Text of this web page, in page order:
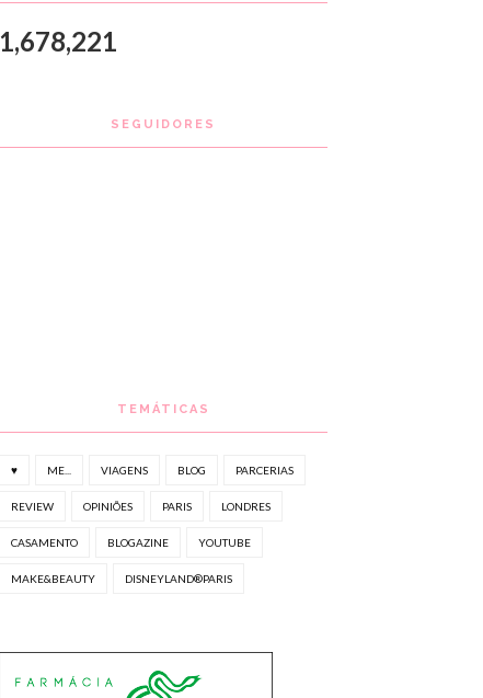
1,678,221
SEGUIDORES
TEMÁTICAS
♥ ME... VIAGENS BLOG PARCERIAS
REVIEW OPINIÕES PARIS LONDRES
CASAMENTO BLOGAZINE YOUTUBE
MAKE&BEAUTY DISNEYLAND®PARIS